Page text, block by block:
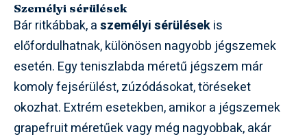
Személyi sérülések
Bár ritkábbak, aszemélyi sérülésekis
előfordulhatnak, különösen nagyobb jégszemek
esetén. Egy teniszlabda méretű jégszem már
komoly fejsérülést, zúzódásokat, töréseket
okozhat. Extrém esetekben, amikor a jégszemek
grapefruit méretűek vagy még nagyobbak, akár